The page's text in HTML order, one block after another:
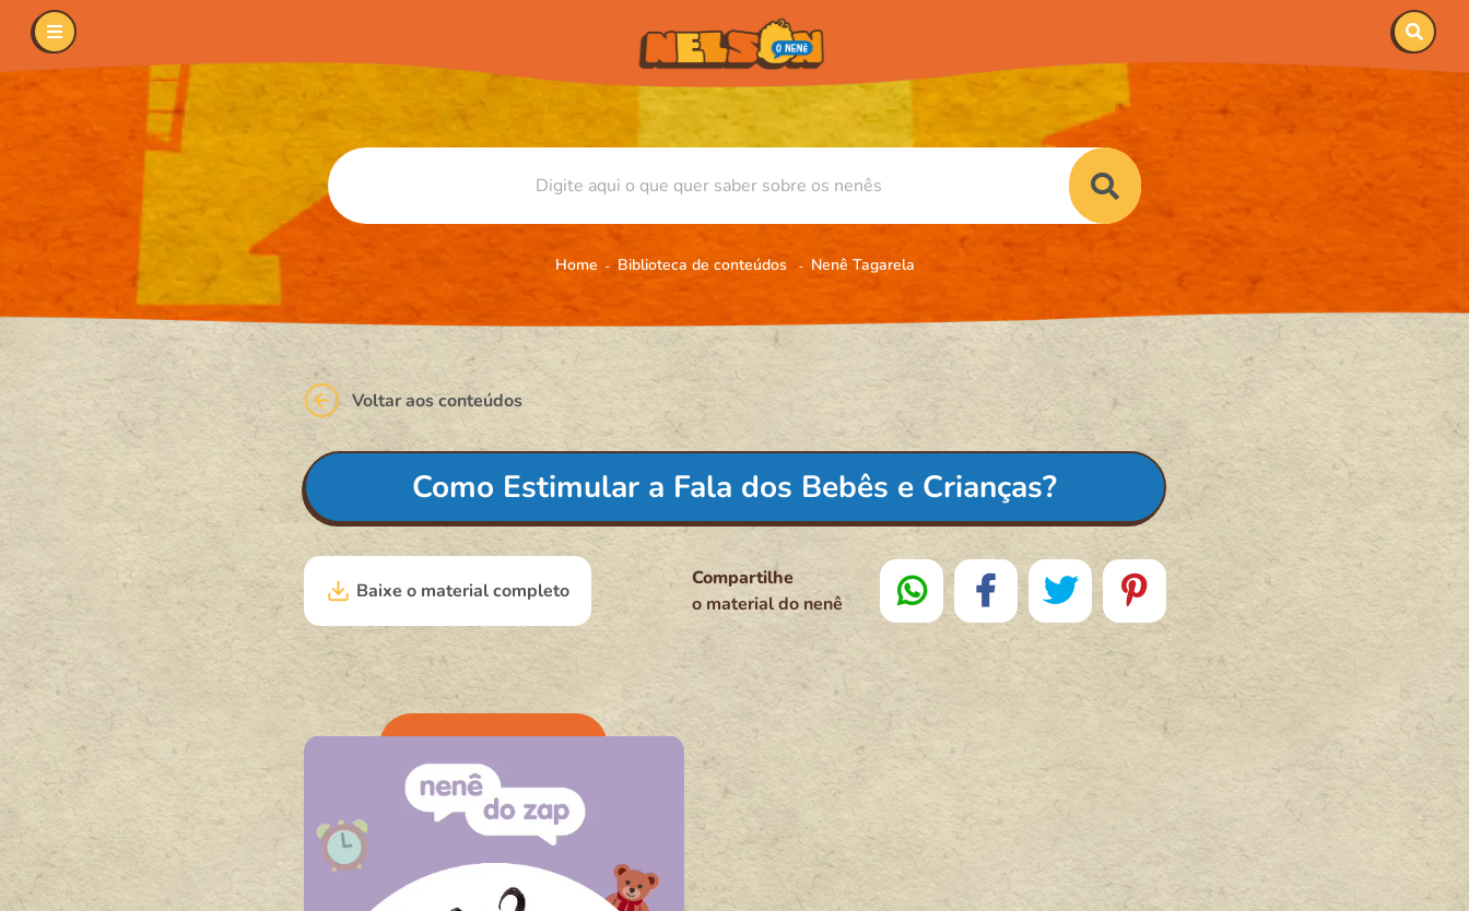
Home Biblioteca de conteúdos Nenê Tagarela
Voltar aos conteúdos
Como Estimular a Fala dos Bebês e Crianças?
Baixe o material completo
Compartilhe
o material do nenê